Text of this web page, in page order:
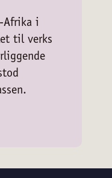
Afrika i
til verks